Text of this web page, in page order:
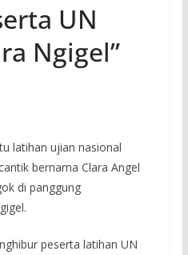
UN
Ngigel”
latihan ujian nasional
bernama Clara Angel
di panggung
peserta latihan UN